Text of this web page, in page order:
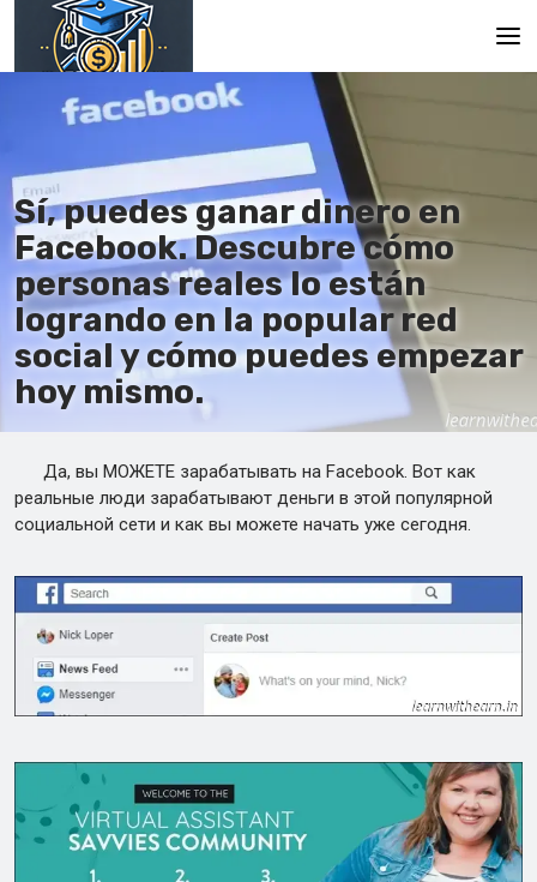
Главная
Es
Ru
Sí, puedes ganar dinero en
Facebook. Descubre cómo
personas reales lo están
logrando en la popular red
social y cómo puedes empezar
hoy mismo.
Да, вы МОЖЕТЕ зарабатывать на Facebook. Вот как
реальные люди зарабатывают деньги в этой популярной
социальной сети и как вы можете начать уже сегодня.